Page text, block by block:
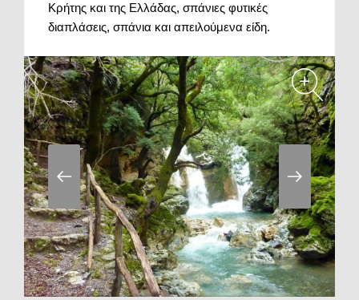
Κρήτης και της Ελλάδας, σπάνιες φυτικές
διαπλάσεις, σπάνια και απειλούμενα είδη.